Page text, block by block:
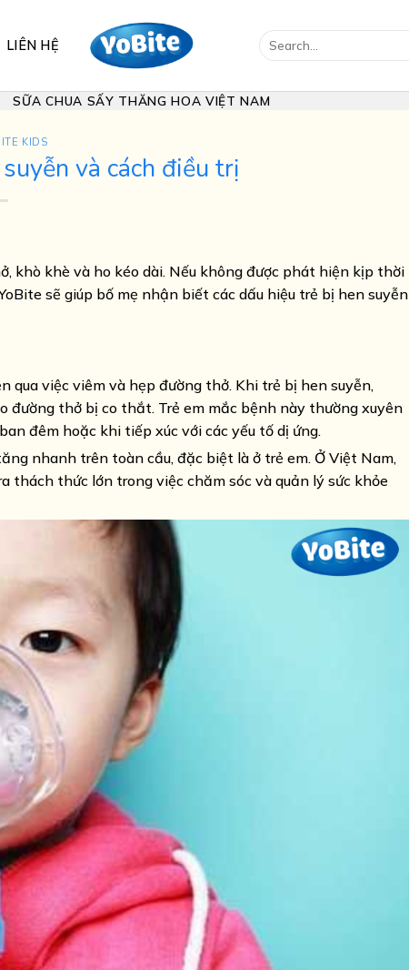
LIÊN HỆ
Search
SỮA CHUA SẤY THĂNG HOA VIỆT NAM
KIDS
và cách điều trị
khò khè và ho kéo dài. Nếu không được phát hiện kịp thời
sẽ giúp bố mẹ nhận biết các dấu hiệu trẻ bị hen suyễn
qua việc viêm và hẹp đường thở. Khi trẻ bị hen suyễn,
đường thở bị co thắt. Trẻ em mắc bệnh này thường xuyên
đêm hoặc khi tiếp xúc với các yếu tố dị ứng.
nhanh trên toàn cầu, đặc biệt là ở trẻ em. Ở Việt Nam,
thách thức lớn trong việc chăm sóc và quản lý sức khỏe